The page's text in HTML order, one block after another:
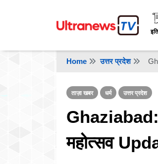
Home उत्तर प्रदेश
ताज़ा खबर धर्म उत्तर प्रदेश
Ghaziabad:
महोत्सव